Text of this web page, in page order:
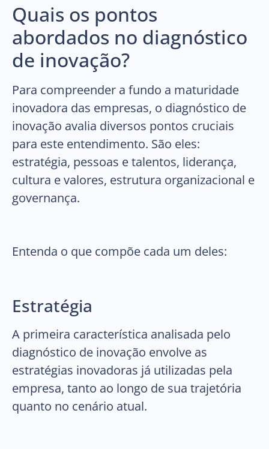
Quais os pontos
abordados no diagnóstico
de inovação?
Para compreender a fundo a maturidade
inovadora das empresas, o diagnóstico de
inovação avalia diversos pontos cruciais
para este entendimento. São eles:
estratégia, pessoas e talentos, liderança,
cultura e valores, estrutura organizacional e
governança.
Entenda o que compõe cada um deles:
Estratégia
A primeira característica analisada pelo
diagnóstico de inovação envolve as
estratégias inovadoras já utilizadas pela
empresa, tanto ao longo de sua trajetória
quanto no cenário atual.